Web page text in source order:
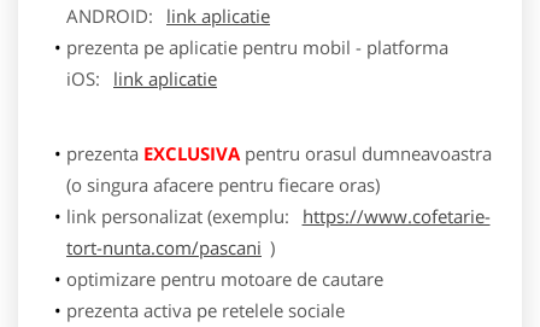
ANDROID:
link aplicatie
prezenta pe aplicatie pentru mobil - platforma
iOS:
link aplicatie
prezenta EXCLUSIVApentru orasul dumneavoastra
(o singura afacere pentru fiecare oras)
link personalizat (exemplu:
https://www.cofetarie-
tort-nunta.com/pascani )
optimizare pentru motoare de cautare
prezenta activa pe retelele sociale